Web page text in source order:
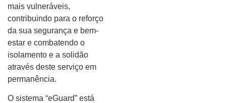
mais vulneráveis,
contribuindo para o reforço
da sua segurança e bem-
estar e combatendo o
isolamento e a solidão
através deste serviço em
permanência.
O sistema “eGuard” está